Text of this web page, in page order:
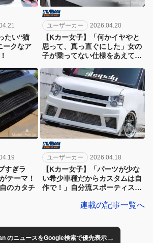
たい“猫
ークなア
ユーザーカー 2026.04.20
【Kカー女子】「何かイヤやと
思って、真っ直ぐにした」女の
子が乗ってない仕様をあえて狙
すぎラ
テーマ！
のカタチ
ユーザーカー 2026.04.18
【Kカー女子】「パーツが少な
い希少車種だからカスタムは自
作で！」自分流スポーティスタ
連載の記事一覧へ
のニュースをGoogle検索で優先表示→